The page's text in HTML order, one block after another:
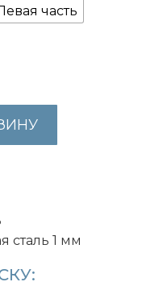
часть
сталь 1 мм